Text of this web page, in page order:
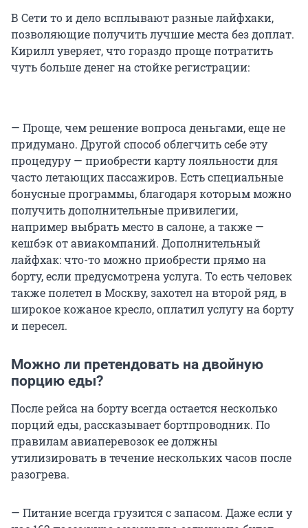
В Сети то и дело всплывают разные лайфхаки,
позволяющие получить лучшие места без доплат.
Кирилл уверяет, что гораздо проще потратить
чуть больше денег на стойке регистрации:
— Проще, чем решение вопроса деньгами, еще не
придумано. Другой способ облегчить себе эту
процедуру — приобрести карту лояльности для
часто летающих пассажиров. Есть специальные
бонусные программы, благодаря которым можно
получить дополнительные привилегии,
например выбрать место в салоне, а также —
кешбэк от авиакомпаний. Дополнительный
лайфхак: что-то можно приобрести прямо на
борту, если предусмотрена услуга. То есть человек
также полетел в Москву, захотел на второй ряд, в
широкое кожаное кресло, оплатил услугу на борту
и пересел.
Можно ли претендовать на двойную
порцию еды?
После рейса на борту всегда остается несколько
порций еды, рассказывает бортпроводник. По
правилам авиаперевозок ее должны
утилизировать в течение нескольких часов после
разогрева.
— Питание всегда грузится с запасом. Даже если у